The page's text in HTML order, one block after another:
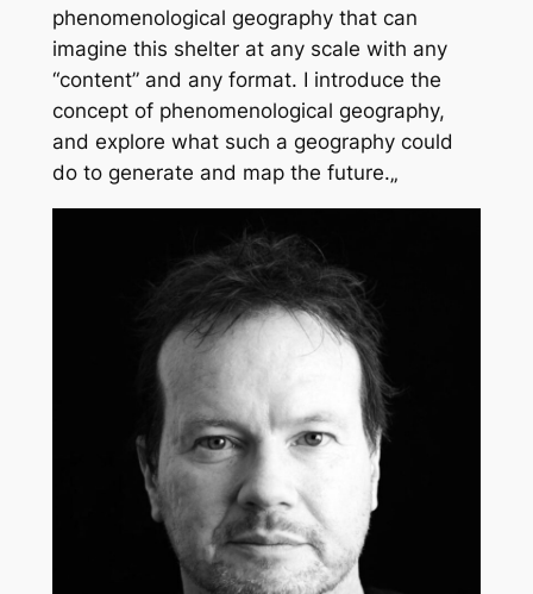
phenomenological geography that can
imagine this shelter at any scale with any
“content” and any format. I introduce the
concept of phenomenological geography,
and explore what such a geography could
do to generate and map the future.„